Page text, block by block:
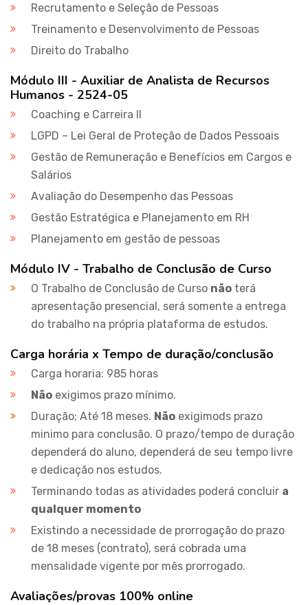
Recrutamento e Seleção de Pessoas
Treinamento e Desenvolvimento de Pessoas
Direito do Trabalho
Módulo III - Auxiliar de Analista de Recursos
Humanos - 2524-05
Coaching e Carreira II
LGPD – Lei Geral de Proteção de Dados Pessoais
Gestão de Remuneração e Benefícios em Cargos e
Salários
Avaliação do Desempenho das Pessoas
Gestão Estratégica e Planejamento em RH
Planejamento em gestão de pessoas
Módulo IV - Trabalho de Conclusão de Curso
O Trabalho de Conclusão de Curso não terá
apresentação presencial, será somente a entrega
do trabalho na própria plataforma de estudos.
Carga horária x Tempo de duração/conclusão
Carga horaria: 985 horas
Não exigimos prazo mínimo.
Duração; Até 18 meses. Não exigimods prazo
minimo para conclusão. O prazo/tempo de duração
dependerá do aluno, dependerá de seu tempo livre
e dedicação nos estudos.
Terminando todas as atividades poderá concluir a
qualquer momento
Existindo a necessidade de prorrogação do prazo
de 18 meses (contrato), será cobrada uma
mensalidade vigente por mês prorrogado.
Avaliações/provas 100% online